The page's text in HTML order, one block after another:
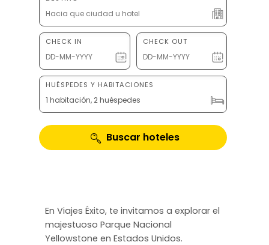
CHECK IN CHECK OUT
HUÉSPEDES Y HABITACIONES
1 habitación, 2 huéspedes
Buscar hoteles
En Viajes Éxito, te invitamos a explorar el
majestuoso Parque Nacional
Yellowstone en Estados Unidos.